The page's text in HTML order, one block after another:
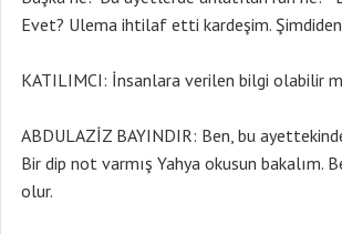
Evet? Ulema ihtilaf etti kardeşim.
KATILIMCI: İnsanlara verilen bilgi olabilir
ABDULAZİZ BAYINDIR: Ben, bu
Bir dip not varmış Yahya okusun bakalım.
olur.